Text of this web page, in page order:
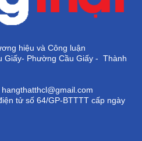
hiệu và Công luận
Giấy- Phường Cầu Giấy - Thành
tử số 64/GP-BTTTT cấp ngày